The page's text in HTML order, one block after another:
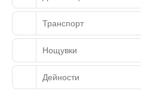
Транспорт
Нощувки
Дейности